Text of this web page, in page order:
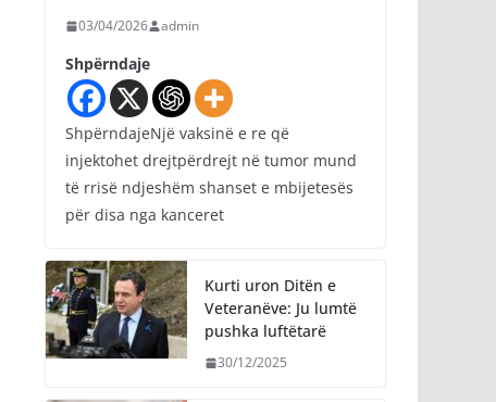
03/04/2026 admin
Shpërndaje
ShpërndajeNjë vaksinë e re që
injektohet drejtpërdrejt në tumor mund
të rrisë ndjeshëm shanset e mbijetesës
për disa nga kanceret
Kurti uron Ditën e
Veteranëve: Ju lumtë
pushka luftëtarë
30/12/2025